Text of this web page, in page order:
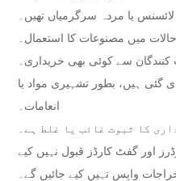
یا مردہ سرگرمیاں تھیں۔
حالات میں مصنوعات کا استعمال۔
سے کوئی بھی خریداری۔
گئی ہیں، بطور تشہیری مواد یا
انعامات۔
کا ثبوت غائب یا غلط ہے۔
اور گفٹ کارڈز قبول نہیں کیے
واپس نہیں کیے جائیں گے۔